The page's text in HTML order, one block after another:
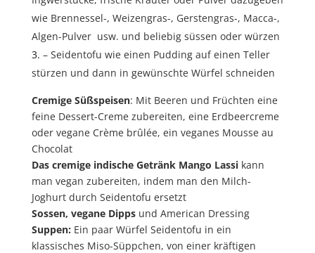
wie Brennessel-, Weizengras-, Gerstengras-, Macca-,
Algen-Pulver usw. und beliebig süssen oder würzen
– Seidentofu wie einen Pudding auf einen Teller
stürzen und dann in gewünschte Würfel schneiden
Cremige Süßspeisen: Mit Beeren und Früchten eine
feine Dessert-Creme zubereiten, eine Erdbeercreme
oder vegane Crème brûlée, ein veganes Mousse au
Chocolat
Das cremige indische Getränk Mango Lassikann
man vegan zubereiten, indem man den Milch-
Joghurt durch Seidentofu ersetzt
Sossen, vegane Dippsund American Dressing
Suppen: Ein paar Würfel Seidentofu in ein
klassisches Miso-Süppchen, von einer kräftigen